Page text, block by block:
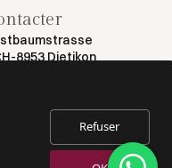
8953 Dietikon
Refuser